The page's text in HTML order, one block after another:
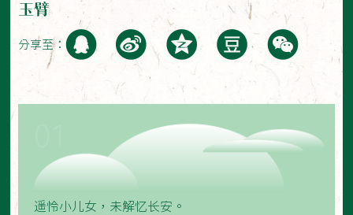
玉臂
分享至：
遥怜小儿女，未解忆长安。